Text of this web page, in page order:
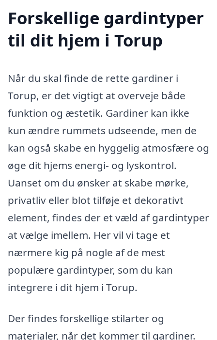
Forskellige gardintyper
til dit hjem i Torup
Når du skal finde de rette gardiner i
Torup, er det vigtigt at overveje både
funktion og æstetik. Gardiner kan ikke
kun ændre rummets udseende, men de
kan også skabe en hyggelig atmosfære og
øge dit hjems energi- og lyskontrol.
Uanset om du ønsker at skabe mørke,
privatliv eller blot tilføje et dekorativt
element, findes der et væld af gardintyper
at vælge imellem. Her vil vi tage et
nærmere kig på nogle af de mest
populære gardintyper, som du kan
integrere i dit hjem i Torup.
Der findes forskellige stilarter og
materialer, når det kommer til gardiner.